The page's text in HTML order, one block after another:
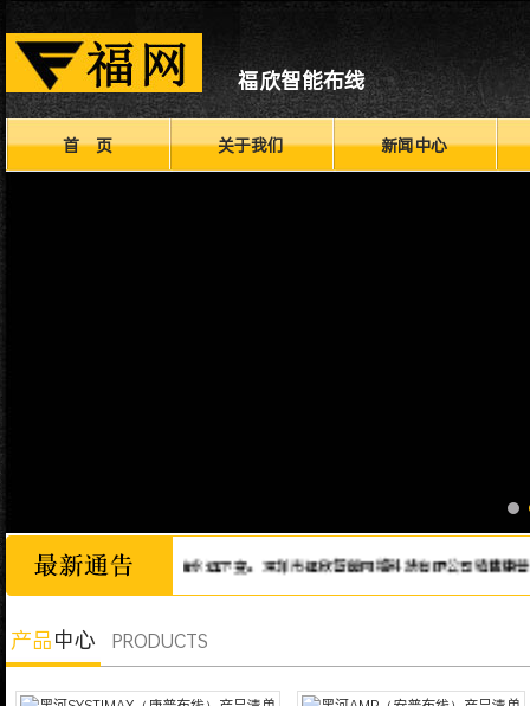
福欣智能布线
首 页 关于我们 新闻中心
本，市场永远在变，诚信永远不变。深圳市福欣智能网络科技有限公司销售康普
产品中心 PRODUCTS